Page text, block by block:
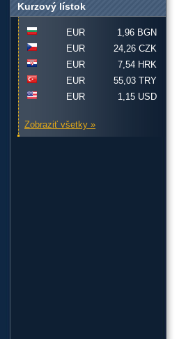
Kurzový lístok
EUR
1,96 BGN
EUR
24,26 CZK
EUR
7,54 HRK
EUR
55,03 TRY
EUR
1,15 USD
Zobraziť všetky »